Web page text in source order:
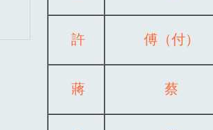
許 傅（付）
蔣 蔡